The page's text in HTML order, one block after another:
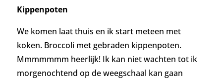
Kippenpoten
We komen laat thuis en ik start meteen met
koken. Broccoli met gebraden kippenpoten.
Mmmmmmm heerlijk! Ik kan niet wachten tot ik
morgenochtend op de weegschaal kan gaan